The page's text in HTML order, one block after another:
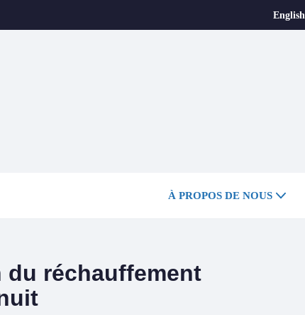
English
À PROPOS DE NOUS
réchauffement